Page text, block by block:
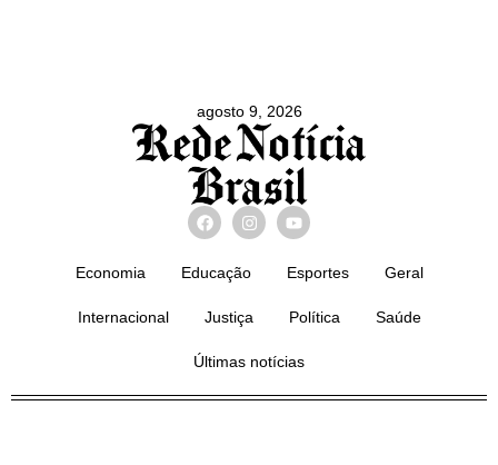
agosto 9, 2026
Economia Educação Esportes Geral
Internacional Justiça Política Saúde
Últimas notícias